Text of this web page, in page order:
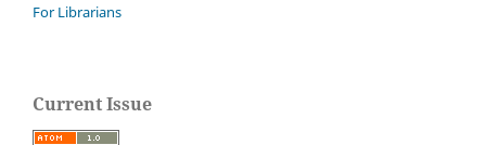
For Librarians
Current Issue